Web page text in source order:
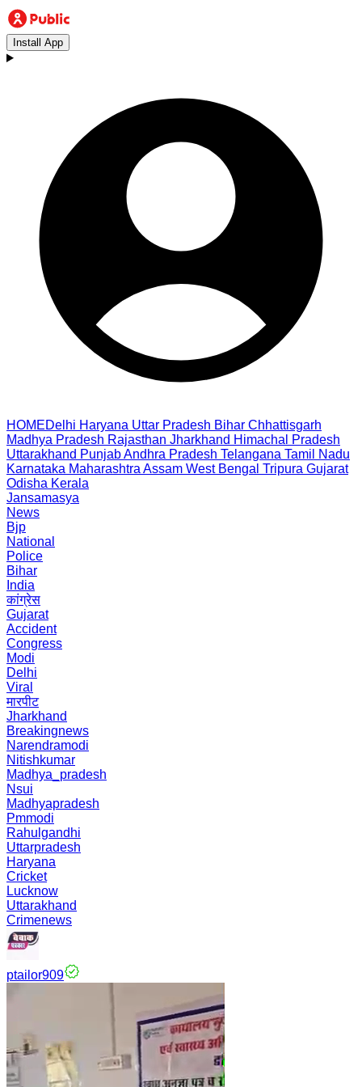
Install App
HOMEDelhi Haryana Uttar Pradesh Bihar Chhattisgarh
Madhya Pradesh Rajasthan Jharkhand Himachal Pradesh
Uttarakhand PunjabAndhra Pradesh Telangana Tamil Nadu
Karnataka Maharashtra Assam West Bengal Tripura Gujarat
Odisha Kerala
Jansamasya
News
Bjp
National
Police
Bihar
India
कांग्रेस
Gujarat
Accident
Congress
Modi
Delhi
Viral
मारपीट
Jharkhand
Breakingnews
Narendramodi
Nitishkumar
Madhya_pradesh
Nsui
Madhyapradesh
Pmmodi
Rahulgandhi
Uttarpradesh
Haryana
Cricket
Lucknow
Uttarakhand
Crimenews
ptailor909